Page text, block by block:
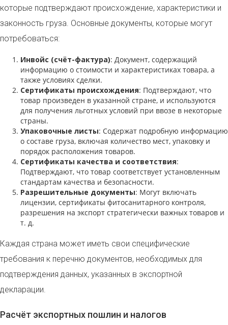
которые подтверждают происхождение, характеристики и
законность груза. Основные документы, которые могут
потребоваться:
Инвойс (счёт-фактура): Документ, содержащий
информацию о стоимости и характеристиках товара, а
также условиях сделки.
Сертификаты происхождения: Подтверждают, что
товар произведен в указанной стране, и используются
для получения льготных условий при ввозе в некоторые
страны.
Упаковочные листы: Содержат подробную информацию
о составе груза, включая количество мест, упаковку и
порядок расположения товаров.
Сертификаты качества и соответствия:
Подтверждают, что товар соответствует установленным
стандартам качества и безопасности.
Разрешительные документы: Могут включать
лицензии, сертификаты фитосанитарного контроля,
разрешения на экспорт стратегически важных товаров и
т. д.
Каждая страна может иметь свои специфические
требования к перечню документов, необходимых для
подтверждения данных, указанных в экспортной
декларации.
Расчёт экспортных пошлин и налогов